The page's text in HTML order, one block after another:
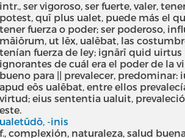
intr., ser vigoroso, ser fuerte, valer,
potest, quī plus ualet, puede más el
tener fuerza o poder; ser poderoso,
māiōrum, ut lēx, ualēbat, las
tenían fuerza de ley; ignārī quid uirtus
ignorantes de cuál era el poder de la
bueno para || prevalecer, predominar:
apud eōs ualēbat, entre ellos
virtud; eius sententia ualuit,
este.
ualetūdō, -inis
f., complexión, naturaleza, salud